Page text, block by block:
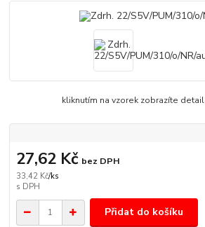
kliknutím na vzorek zobrazíte detail
33,42 Kč/ks
27,62 Kč bez DPH
Přidat do košíku